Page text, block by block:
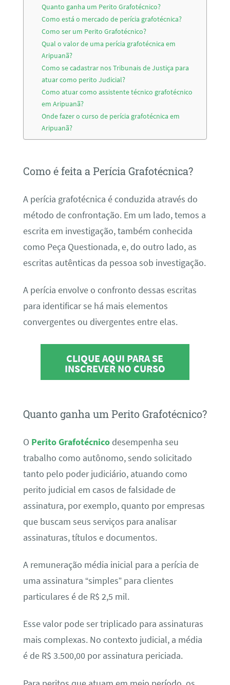
Quanto ganha um Perito Grafotécnico?
Como está o mercado de perícia grafotécnica?
Como ser um Perito Grafotécnico?
Qual o valor de uma perícia grafotécnica em
Aripuanã?
Como se cadastrar nos Tribunais de Justiça para
atuar como perito Judicial?
Como atuar como assistente técnico grafotécnico
em Aripuanã?
Onde fazer o curso de perícia grafotécnica em
Aripuanã?
Como é feita a Perícia Grafotécnica?
A perícia grafotécnica é conduzida através do
método de confrontação. Em um lado, temos a
escrita em investigação, também conhecida
como Peça Questionada, e, do outro lado, as
escritas autênticas da pessoa sob investigação.
A perícia envolve o confronto dessas escritas
para identificar se há mais elementos
convergentes ou divergentes entre elas.
CLIQUE AQUI PARA SE
INSCREVER NO CURSO
Quanto ganha um Perito Grafotécnico?
O Perito Grafotécnicodesempenha seu
trabalho como autônomo, sendo solicitado
tanto pelo poder judiciário, atuando como
perito judicial em casos de falsidade de
assinatura, por exemplo, quanto por empresas
que buscam seus serviços para analisar
assinaturas, títulos e documentos.
A remuneração média inicial para a perícia de
uma assinatura “simples” para clientes
particulares é de R$ 2,5 mil.
Esse valor pode ser triplicado para assinaturas
mais complexas. No contexto judicial, a média
é de R$ 3.500,00 por assinatura periciada.